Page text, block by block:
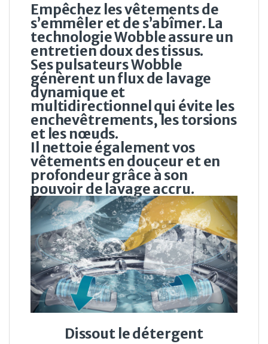
Empêchez les vêtements de
s’emmêler et de s’abîmer. La
technologie Wobble assure un
entretien doux des tissus.
Ses pulsateurs Wobble
génèrent un flux de lavage
dynamique et
multidirectionnel qui évite les
enchevêtrements, les torsions
et les nœuds.
Il nettoie également vos
vêtements en douceur et en
profondeur grâce à son
pouvoir de lavage accru.
Dissout le détergent